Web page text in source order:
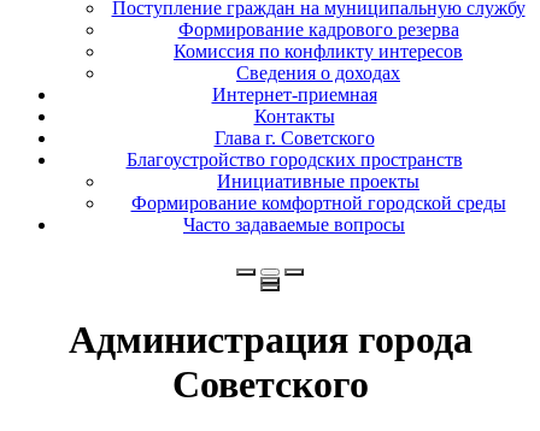
Поступление граждан на муниципальную службу
Формирование кадрового резерва
Комиссия по конфликту интересов
Сведения о доходах
Интернет-приемная
Контакты
Глава г. Советского
Благоустройство городских пространств
Инициативные проекты
Формирование комфортной городской среды
Часто задаваемые вопросы
Администрация города
Советского